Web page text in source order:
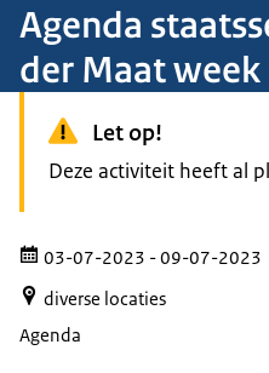
Agenda
der Maat week
Let op!
Deze activiteit heeft al
03-07-2023 - 09-07-2023
diverse locaties
Agenda